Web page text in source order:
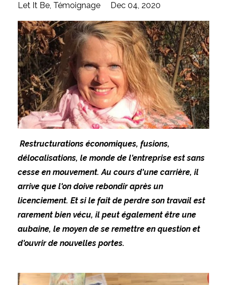
Let It Be Témoignage Dec 04, 2020
Restructurations économiques, fusions,
délocalisations, le monde de l'entreprise est sans
cesse en mouvement.Au cours d'une carrière, il
arrive que l'on doive rebondir après un
licenciement. Et si le fait de perdre son travail est
rarement bien vécu, il peut également être une
aubaine, le moyen de se remettre en question et
d'ouvrir de nouvelles portes.